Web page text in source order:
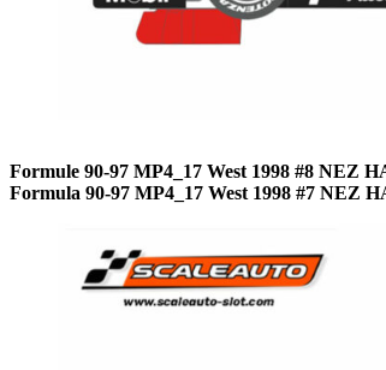
Formule 90-97 MP4_17 West 1998 #8 NEZ
Formula 90-97 MP4_17 West 1998 #7 NEZ